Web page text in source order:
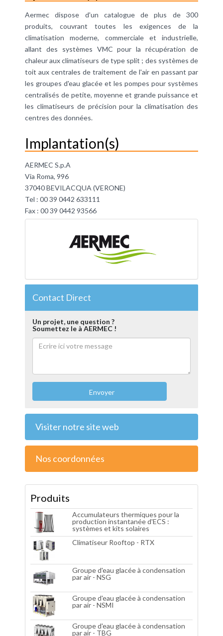
Aermec dispose d'un catalogue de plus de 300
produits, couvrant toutes les exigences de la
climatisation moderne, commerciale et industrielle,
allant des systèmes VMC pour la récupération de
chaleur aux climatiseurs de type split ; des systèmes de
toit aux centrales de traitement de l'air en passant par
les groupes d'eau glacée et les pompes pour systèmes
centralisés de petite, moyenne et grande puissance et
les climatiseurs de précision pour la climatisation des
centres des données.
Implantation(s)
AERMEC S.p.A
Via Roma, 996
37040 BEVILACQUA (VERONE)
Tel : 00 39 0442 633111
Fax : 00 39 0442 93566
Contact Direct
Un projet, une question ?
Soumettez le à AERMEC !
Envoyer
Visiter notre site web
Nos coordonnées
Produits
Accumulateurs thermiques pour la
production instantanée d'ECS :
systèmes et kits solaires
Climatiseur Rooftop - RTX
Groupe d'eau glacée à condensation
par air - NSG
Groupe d'eau glacée à condensation
par air - NSMI
Groupe d'eau glacée à condensation
par air - TBG